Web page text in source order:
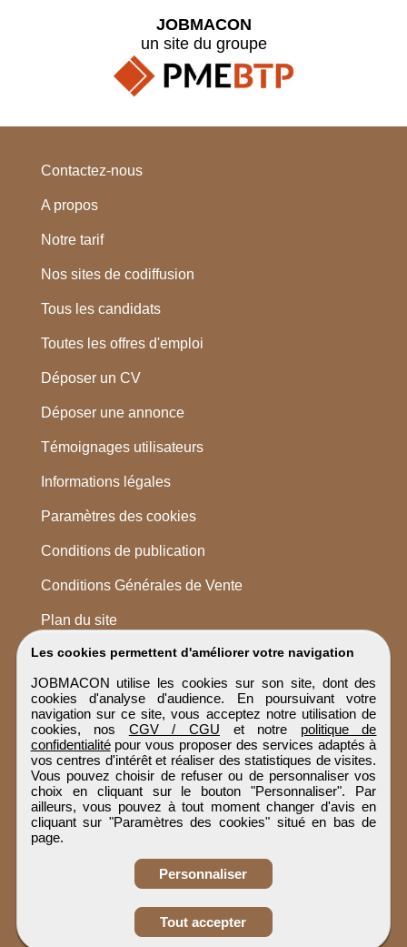
Obtenir ses
coordonnées
Les cookies permettent d'améliorer votre navigation
JOBMACON utilise les cookies sur son site, dont des
cookies d'analyse d'audience. En poursuivant votre
navigation sur ce site, vous acceptez notre utilisation de
cookies, nos CGV / CGU et notre politique de
confidentialitépour vous proposer des services adaptés à
vos centres d'intérêt et réaliser des statistiques de visites.
Vous pouvez choisir de refuser ou de personnaliser vos
choix en cliquant sur le bouton "Personnaliser". Par
ailleurs, vous pouvez à tout moment changer d'avis en
cliquant sur "Paramètres des cookies" situé en bas de
page.
Personnaliser
Tout accepter
JOBMACON
un site du groupe
Contactez-nous
A propos
Notre tarif
Nos sites de codiffusion
Tous les candidats
Toutes les offres d'emploi
Déposer un CV
Déposer une annonce
Témoignages utilisateurs
Informations légales
Paramètres des cookies
Conditions de publication
Conditions Générales de Vente
Plan du site
JOBMACON